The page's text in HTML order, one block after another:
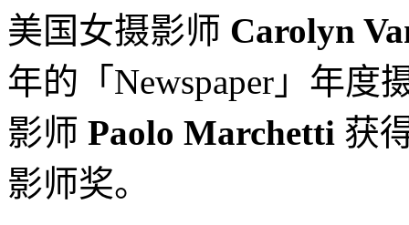
美国女摄影师 Carolyn
年的「Newspaper」年度
影师 Paolo Marchetti 获
影师奖。